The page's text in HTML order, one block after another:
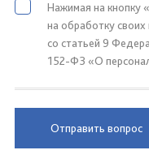
Нажимая на кнопку
на обработку
со статьей 9
152-ФЗ «О
Отправить вопрос